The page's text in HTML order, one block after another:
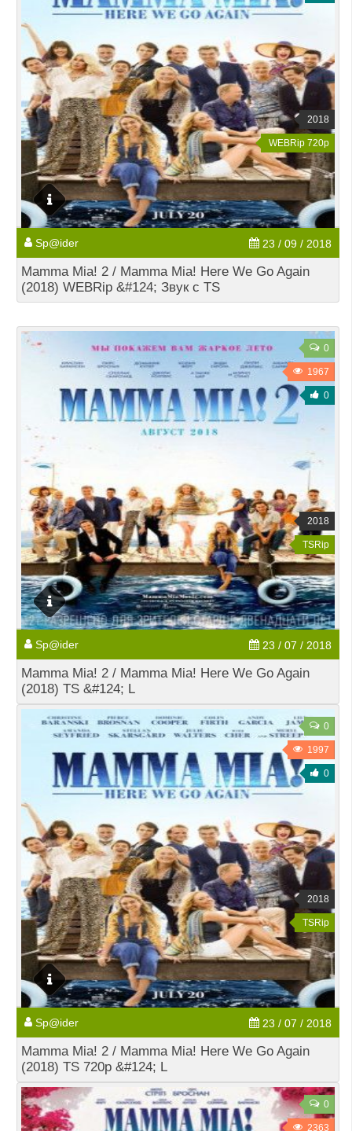
2018
WEBRip 720p
Sp@ider 23 / 09 / 2018
Mamma Mia! 2 / Mamma Mia! Here We Go Again
(2018) WEBRip &#124; Звук с TS
0
1967
0
2018
TSRip
Sp@ider 23 / 07 / 2018
Mamma Mia! 2 / Mamma Mia! Here We Go Again
(2018) TS &#124; L
0
1997
0
2018
TSRip
Sp@ider 23 / 07 / 2018
Mamma Mia! 2 / Mamma Mia! Here We Go Again
(2018) TS 720p &#124; L
0
2363